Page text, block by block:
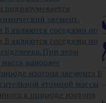
элемент.
Б являются соседями по
В являются соседями по
При этом
наиболее
изотопа элемента Б
атомной массы
в природе изотопа